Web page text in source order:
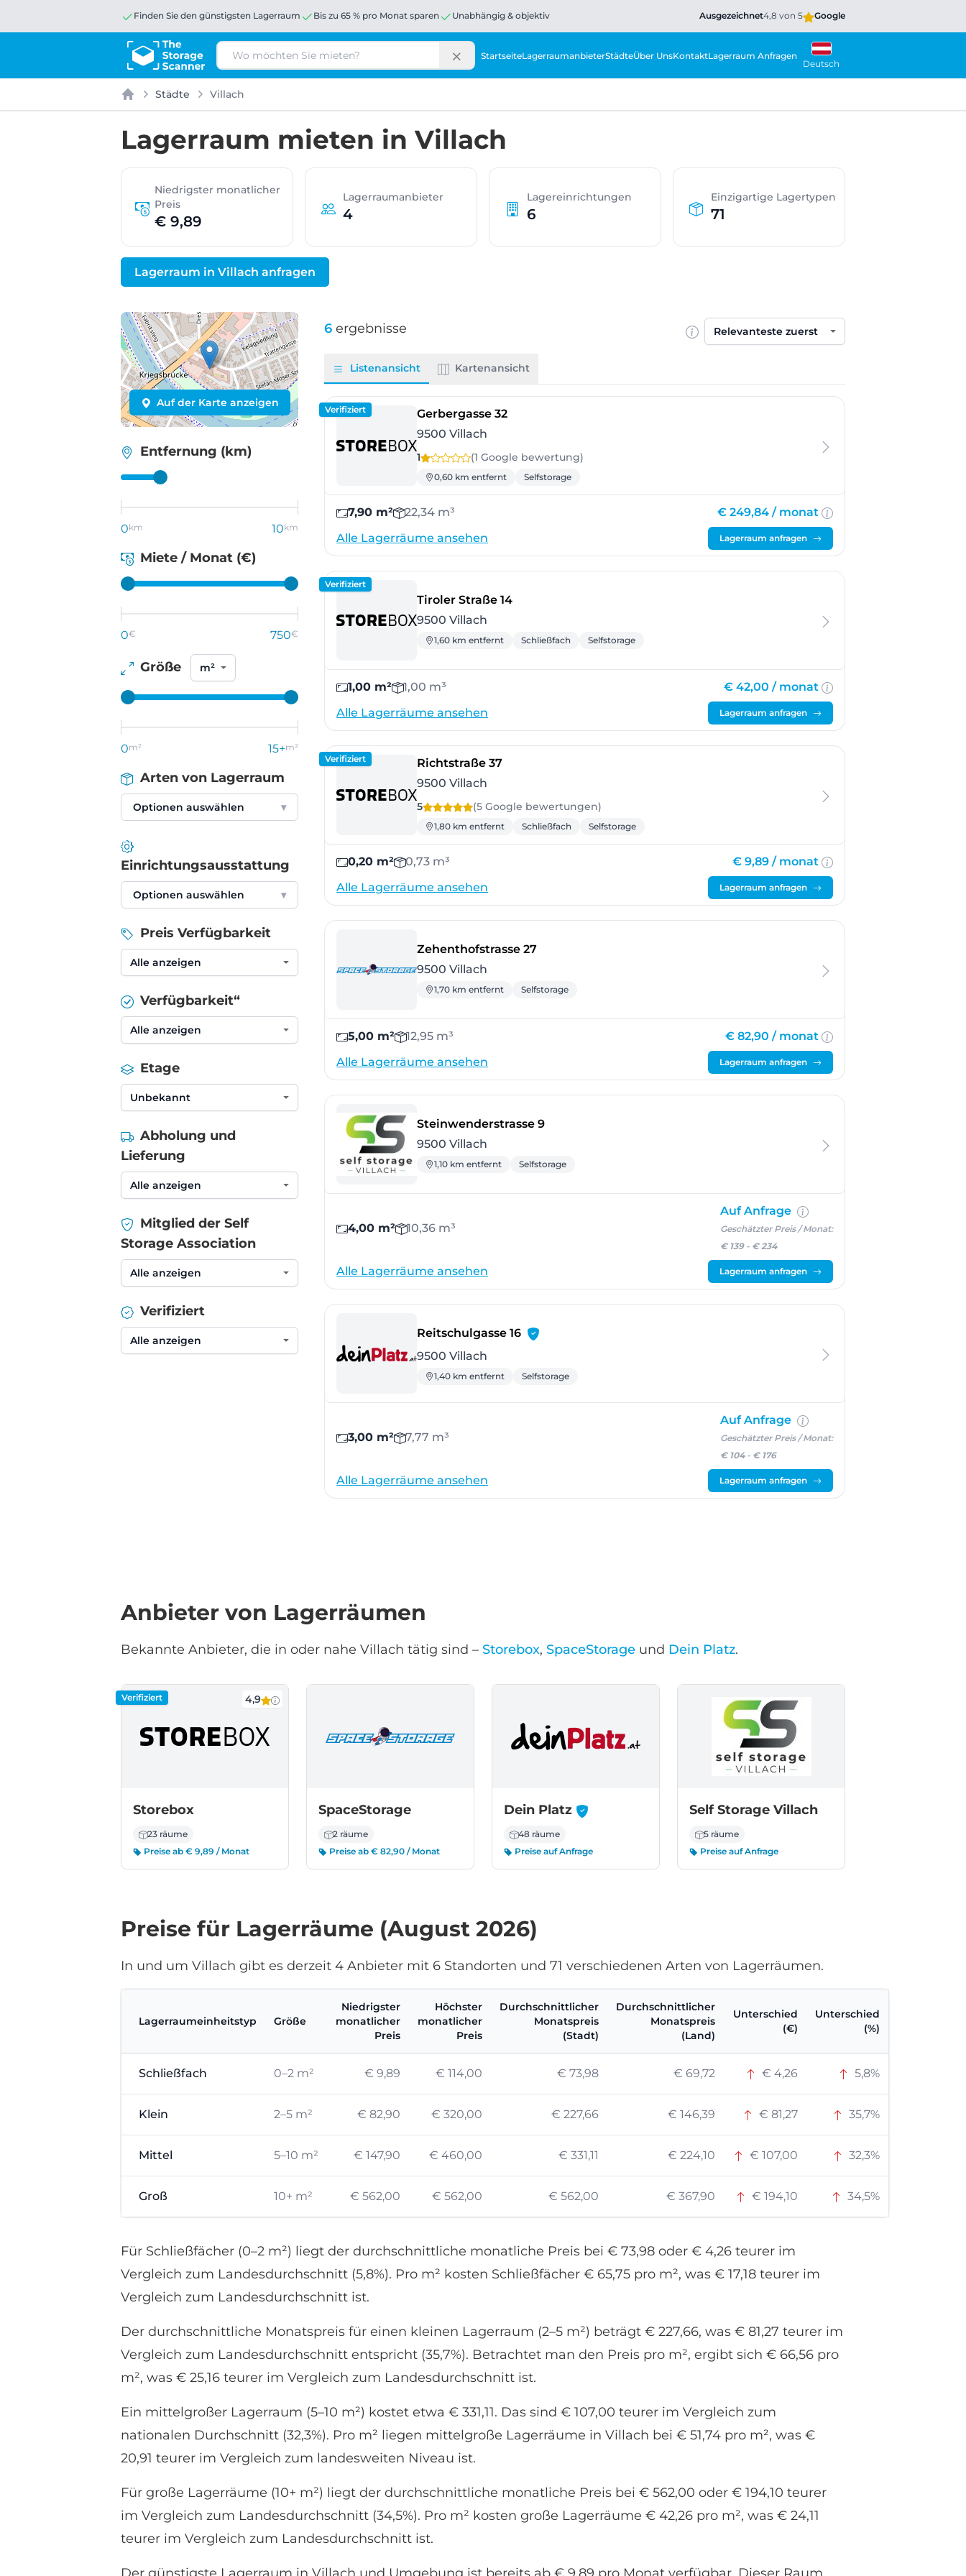
Finden Sie den günstigsten Lagerraum Bis zu 65 % pro Monat sparen Unabhängig & objektiv Ausgezeichnet4,8 von 5 Google
Suchen StartseiteLagerraumanbieterStädteÜber UnsKontaktLagerraum Anfragen
Deutsch
Startseite
Städte Villach
Lagerraum mieten in Villach
Niedrigster monatlicher
Preis
€ 9,89
Lagerraumanbieter
4
Lagereinrichtungen
6
Einzigartige Lagertypen
71
Lagerraum in Villach anfragen
6 ergebnisse
Sortieren nach
Listenansicht Kartenansicht
Verifiziert Gerbergasse 32- Villach
9500 Villach
1 (1 Google bewertung)
0,60 km entfernt Selfstorage
7,90 m² 22,34 m³ € 249,84 / monat
Alle Lagerräume ansehen
Lagerraum anfragen
Verifiziert
Tiroler Straße 14- Villach
9500 Villach
1,60 km entfernt Schließfach Selfstorage
1,00 m² 1,00 m³ € 42,00 / monat
Alle Lagerräume ansehen
Lagerraum anfragen
Verifiziert Richtstraße 37- Villach
9500 Villach
5 (5 Google bewertungen)
1,80 km entfernt Schließfach Selfstorage
0,20 m² 0,73 m³ € 9,89 / monat
Alle Lagerräume ansehen
Lagerraum anfragen
Zehenthofstrasse 27- Villach
9500 Villach
1,70 km entfernt Selfstorage
5,00 m² 12,95 m³ € 82,90 / monat
Alle Lagerräume ansehen
Lagerraum anfragen
Steinwenderstrasse 9- Villach
9500 Villach
1,10 km entfernt Selfstorage
4,00 m² 10,36 m³
Auf Anfrage
Geschätzter Preis / Monat:
€ 139- € 234
Alle Lagerräume ansehen Lagerraum anfragen
Reitschulgasse 16- Villach
9500 Villach
1,40 km entfernt Selfstorage
3,00 m² 7,77 m³
Auf Anfrage
Geschätzter Preis / Monat:
€ 104- € 176
Alle Lagerräume ansehen Lagerraum anfragen
Auf der Karte anzeigen
Entfernung (km)
0km 10km
Miete / Monat (€)
0€ 750€
Größe
0m² 15+m²
Arten von Lagerraum
Optionen auswählen ▾
Einrichtungsausstattung
Optionen auswählen ▾
Preis Verfügbarkeit
Verfügbarkeit“
Etage
Abholung und
Lieferung
Mitglied der Self
Storage Association
Verifiziert
Anbieter von Lagerräumen
Bekannte Anbieter, die in oder nahe Villach tätig sind – Storebox, SpaceStorage und Dein Platz.
Verifiziert 4,9
Storebox
23 räume
Preise ab € 9,89 / Monat
SpaceStorage
2 räume
Preise ab € 82,90 / Monat
Dein Platz -
48 räume
Preise auf Anfrage
Self Storage Villach
5 räume
Preise auf Anfrage
Preise für Lagerräume (August 2026)
In und um Villach gibt es derzeit 4 Anbieter mit 6 Standorten und 71 verschiedenen Arten von Lagerräumen.
Lagerraumeinheitstyp Größe
Niedrigster
monatlicher
Preis
Höchster
monatlicher
Preis
Durchschnittlicher
Monatspreis
(Stadt)
Durchschnittlicher
Monatspreis
(Land)
Unterschied
(€)
Unterschied
(%)
Schließfach 0–2 m² € 9,89 € 114,00 € 73,98 € 69,72 € 4,26 5,8%
Klein 2–5 m² € 82,90 € 320,00 € 227,66 € 146,39 € 81,27 35,7%
Mittel 5–10 m² € 147,90 € 460,00 € 331,11 € 224,10 € 107,00 32,3%
Groß 10+ m² € 562,00 € 562,00 € 562,00 € 367,90 € 194,10 34,5%
Für Schließfächer (0–2 m²) liegt der durchschnittliche monatliche Preis bei € 73,98 oder € 4,26 teurer im
Vergleich zum Landesdurchschnitt (5,8%). Pro m² kosten Schließfächer € 65,75 pro m², was € 17,18 teurer im
Vergleich zum Landesdurchschnitt ist.
Der durchschnittliche Monatspreis für einen kleinen Lagerraum (2–5 m²) beträgt € 227,66, was € 81,27 teurer im
Vergleich zum Landesdurchschnitt entspricht (35,7%). Betrachtet man den Preis pro m², ergibt sich € 66,56 pro
m², was € 25,16 teurer im Vergleich zum Landesdurchschnitt ist.
Ein mittelgroßer Lagerraum (5–10 m²) kostet etwa € 331,11. Das sind € 107,00 teurer im Vergleich zum
nationalen Durchschnitt (32,3%). Pro m² liegen mittelgroße Lagerräume in Villach bei € 51,74 pro m², was €
20,91 teurer im Vergleich zum landesweiten Niveau ist.
Für große Lagerräume (10+ m²) liegt der durchschnittliche monatliche Preis bei € 562,00 oder € 194,10 teurer
im Vergleich zum Landesdurchschnitt (34,5%). Pro m² kosten große Lagerräume € 42,26 pro m², was € 24,11
teurer im Vergleich zum Landesdurchschnitt ist.